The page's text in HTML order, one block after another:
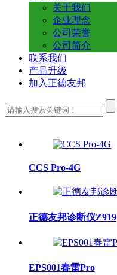
关于我们
企业理念
公司荣誉
公司简介
联系我们
产品升级
加入正德友邦
CCS Pro-4G
正德友邦诊断仪Z919
EPS001春雷Pro